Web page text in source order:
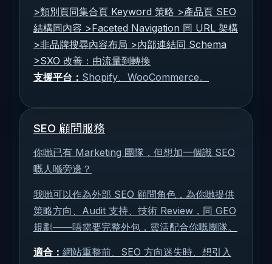
>類別頁同集合頁 Keyword 策略 >產品頁 SEO
結構同內容 >Faceted Navigation 同 URL 架構
>非品牌搜尋內容布局 >內部連結同 Schema
>SXO 改善：由流量到轉換
支援平台： Shopify、WooCommerce。
SEO 顧問服務
你哋已有 Marketing 團隊，但想加一個識 SEO
嘅人喺旁邊？
我哋可以作為外部 SEO 顧問角色，為你哋提供
策略方向、Audit 支持、技術 Review，同 GEO
規劃——唔需要完整外包，靈活配合你嘅團隊。
適合： 網站重整前、SEO 方向迷失時、想引入